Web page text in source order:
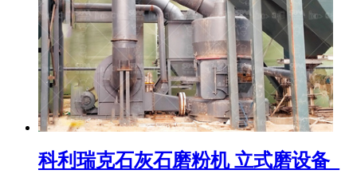
科利瑞克石灰石磨粉机 立式磨设备_